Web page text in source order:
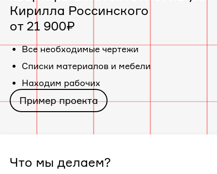
в
«ЖК
ИНСИТИ
на
ул.
Кирилла
Кирилла Россинского
от 21 900₽
Все необходимые чертежи
Cписки материалов и мебели
Находим рабочих
Пример проекта
Что мы делаем?